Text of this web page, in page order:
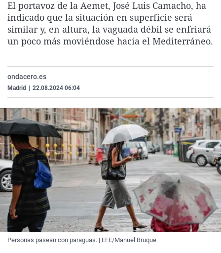
La rosa de los vientos
Gente viajera
Como el perro y el
Caso
Retornados
Equipo de
Extremadura
Galicia
La Rioja
Virales
Televisión
Elecciones
El portavoz de la Aemet, José Luis Camacho, ha
indicado que la situación en superficie será
similar y, en altura, la vaguada débil se enfriará
un poco más moviéndose hacia el Mediterráneo.
ondacero.es
Madrid 22.08.2024 06:04
Personas pasean con paraguas. | EFE/Manuel Bruque